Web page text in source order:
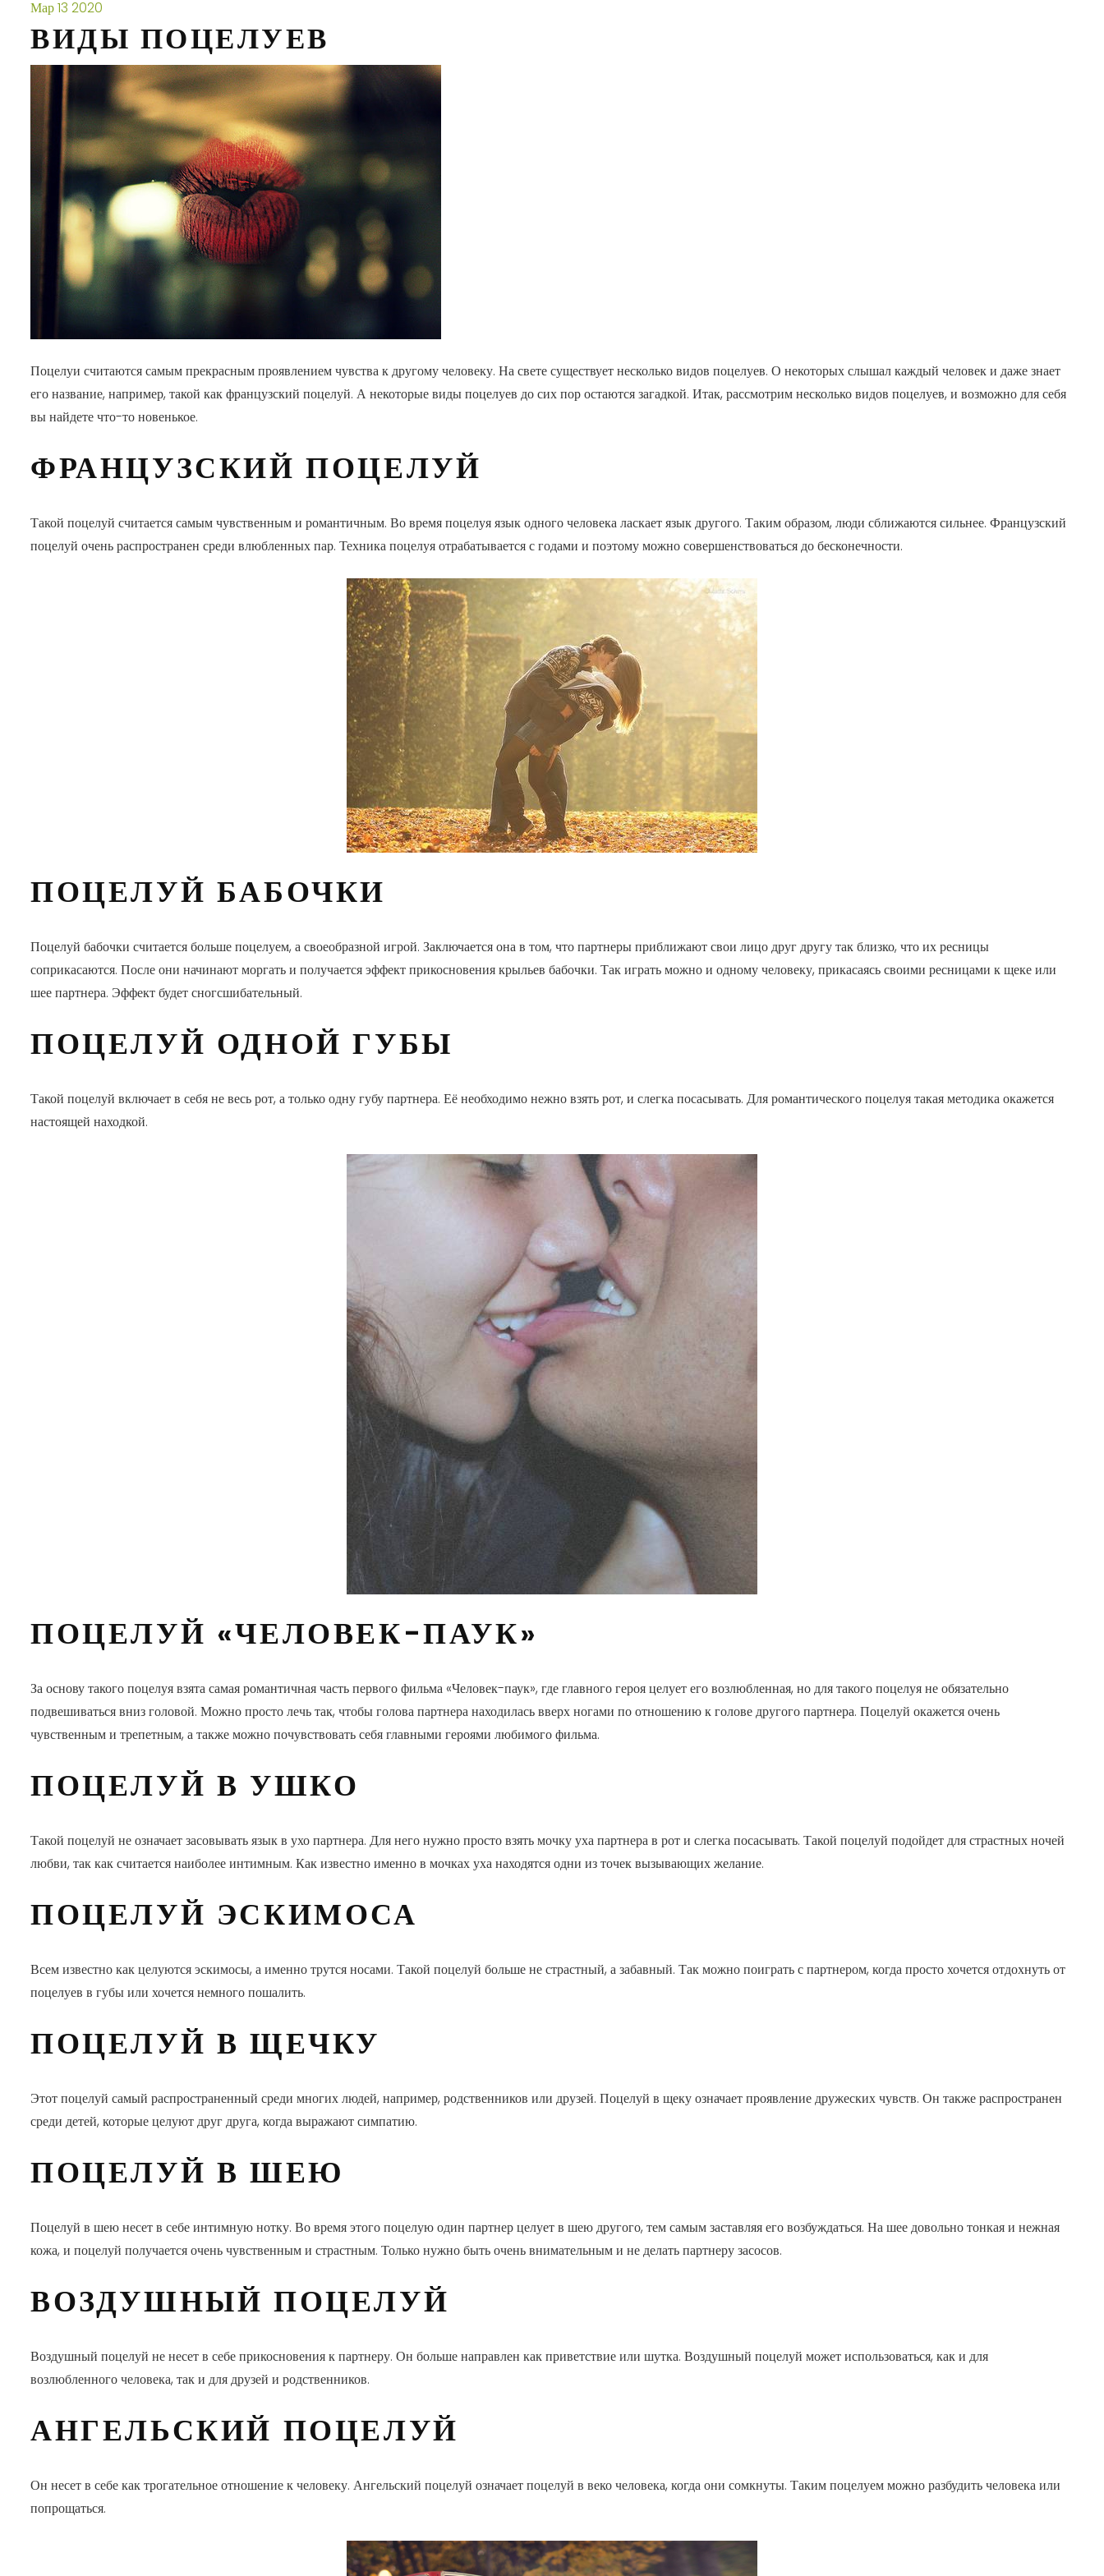
Мар13 2020
ВИДЫ ПОЦЕЛУЕВ
Поцелуи считаются самым прекрасным проявлением чувства к другому человеку. На свете существует несколько видов поцелуев. О некоторых слышал каждый человек и даже знает
его название, например, такой как французский поцелуй. А некоторые виды поцелуев до сих пор остаются загадкой. Итак, рассмотрим несколько видов поцелуев, и возможно для себя
вы найдете что-то новенькое.
ФРАНЦУЗСКИЙ ПОЦЕЛУЙ
Такой поцелуй считается самым чувственным и романтичным. Во время поцелуя язык одного человека ласкает язык другого. Таким образом, люди сближаются сильнее. Французский
поцелуй очень распространен среди влюбленных пар. Техника поцелуя отрабатывается с годами и поэтому можно совершенствоваться до бесконечности.
ПОЦЕЛУЙ БАБОЧКИ
Поцелуй бабочки считается больше поцелуем, а своеобразной игрой. Заключается она в том, что партнеры приближают свои лицо друг другу так близко, что их ресницы
соприкасаются. После они начинают моргать и получается эффект прикосновения крыльев бабочки. Так играть можно и одному человеку, прикасаясь своими ресницами к щеке или
шее партнера. Эффект будет сногсшибательный.
ПОЦЕЛУЙ ОДНОЙ ГУБЫ
Такой поцелуй включает в себя не весь рот, а только одну губу партнера. Её необходимо нежно взять рот, и слегка посасывать. Для романтического поцелуя такая методика окажется
настоящей находкой.
ПОЦЕЛУЙ «ЧЕЛОВЕК-ПАУК»
За основу такого поцелуя взята самая романтичная часть первого фильма «Человек-паук», где главного героя целует его возлюбленная, но для такого поцелуя не обязательно
подвешиваться вниз головой. Можно просто лечь так, чтобы голова партнера находилась вверх ногами по отношению к голове другого партнера. Поцелуй окажется очень
чувственным и трепетным, а также можно почувствовать себя главными героями любимого фильма.
ПОЦЕЛУЙ В УШКО
Такой поцелуй не означает засовывать язык в ухо партнера. Для него нужно просто взять мочку уха партнера в рот и слегка посасывать. Такой поцелуй подойдет для страстных ночей
любви, так как считается наиболее интимным. Как известно именно в мочках уха находятся одни из точек вызывающих желание.
ПОЦЕЛУЙ ЭСКИМОСА
Всем известно как целуются эскимосы, а именно трутся носами. Такой поцелуй больше не страстный, а забавный. Так можно поиграть с партнером, когда просто хочется отдохнуть от
поцелуев в губы или хочется немного пошалить.
ПОЦЕЛУЙ В ЩЕЧКУ
Этот поцелуй самый распространенный среди многих людей, например, родственников или друзей. Поцелуй в щеку означает проявление дружеских чувств. Он также распространен
среди детей, которые целуют друг друга, когда выражают симпатию.
ПОЦЕЛУЙ В ШЕЮ
Поцелуй в шею несет в себе интимную нотку. Во время этого поцелую один партнер целует в шею другого, тем самым заставляя его возбуждаться. На шее довольно тонкая и нежная
кожа, и поцелуй получается очень чувственным и страстным. Только нужно быть очень внимательным и не делать партнеру засосов.
ВОЗДУШНЫЙ ПОЦЕЛУЙ
Воздушный поцелуй не несет в себе прикосновения к партнеру. Он больше направлен как приветствие или шутка. Воздушный поцелуй может использоваться, как и для
возлюбленного человека, так и для друзей и родственников.
АНГЕЛЬСКИЙ ПОЦЕЛУЙ
Он несет в себе как трогательное отношение к человеку. Ангельский поцелуй означает поцелуй в веко человека, когда они сомкнуты. Таким поцелуем можно разбудить человека или
попрощаться.